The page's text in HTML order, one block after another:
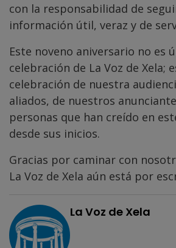
con la responsabilidad de
información útil, veraz y de
Este noveno aniversario no es
celebración de La Voz de Xela;
celebración de nuestra
aliados, de nuestros
personas que han creído en
desde sus inicios.
Gracias por caminar con
La Voz de Xela aún está por
La Voz de Xela